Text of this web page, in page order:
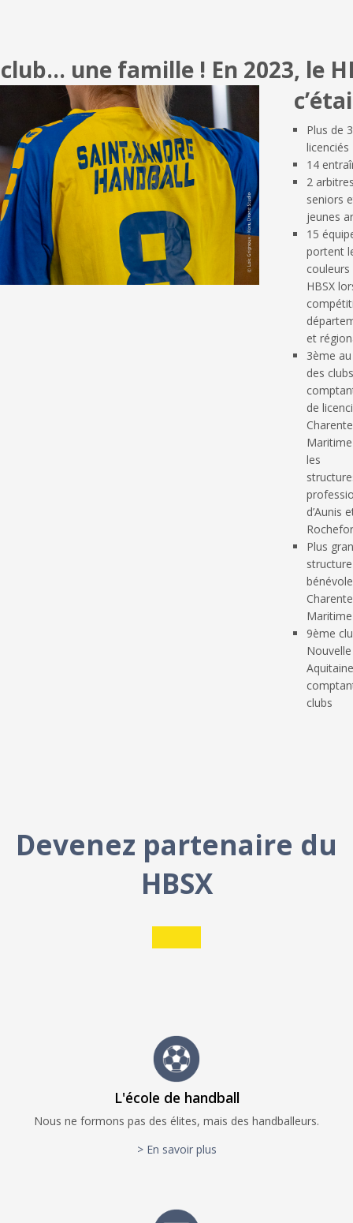
une famille ! En 2023, le
Plus de
licenciés
14
2
seniors
jeunes
15
portent
couleurs
HBSX
et
3ème
des clubs
de
les
d’Aunis
Plus
Maritime
9ème
Nouvelle
Aquitaine
clubs
Devenez partenaire du
HBSX
L'école de handball
Nous ne formons pas des élites, mais des handballeurs.
> En savoir plus